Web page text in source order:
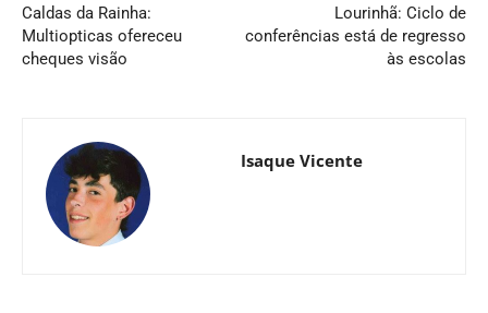
Caldas da Rainha:
Multiopticas ofereceu
cheques visão
Lourinhã: Ciclo de
conferências está de regresso
às escolas
Isaque Vicente